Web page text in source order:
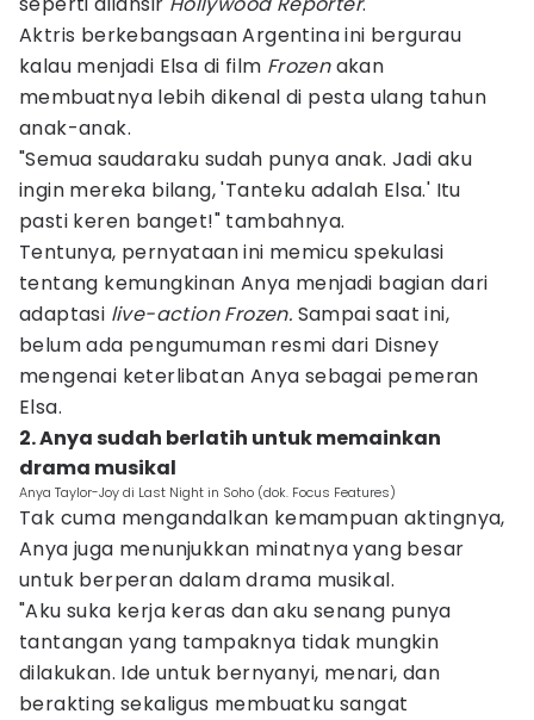
Aktris berkebangsaan Argentina ini bergurau
kalau menjadi Elsa di film Frozenakan
membuatnya lebih dikenal di pesta ulang tahun
anak-anak.
"Semua saudaraku sudah punya anak. Jadi aku
ingin mereka bilang, 'Tanteku adalah Elsa.' Itu
pasti keren banget!" tambahnya.
Tentunya, pernyataan ini memicu spekulasi
tentang kemungkinan Anya menjadi bagian dari
adaptasi live-action Frozen. Sampai saat ini,
belum ada pengumuman resmi dari Disney
mengenai keterlibatan Anya sebagai pemeran
Elsa.
2. Anya sudah berlatih untuk memainkan
drama musikal
Anya Taylor-Joy di Last Night in Soho (dok. Focus Features)
Tak cuma mengandalkan kemampuan aktingnya,
Anya juga menunjukkan minatnya yang besar
untuk berperan dalam drama musikal.
"Aku suka kerja keras dan aku senang punya
tantangan yang tampaknya tidak mungkin
dilakukan. Ide untuk bernyanyi, menari, dan
berakting sekaligus membuatku sangat